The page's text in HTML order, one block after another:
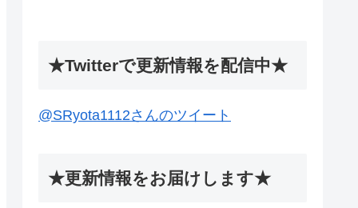
★Twitterで更新情報を配信中★
@SRyota1112さんのツイート
★更新情報をお届けします★